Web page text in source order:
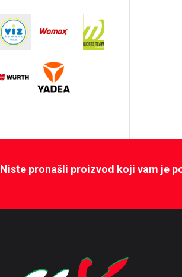
Niste pronašli proizvod koji vam je